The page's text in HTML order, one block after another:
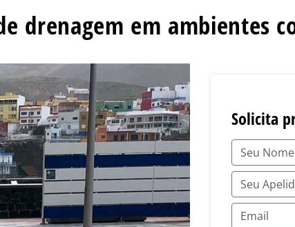
drenagem em ambientes
Solicita